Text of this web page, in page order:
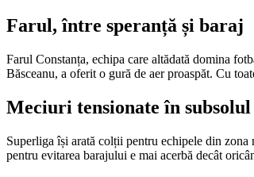
Farul, între speranță și baraj
Farul Constanța, echipa care altădată domina
Băsceanu, a oferit o gură de aer proaspăt. Cu
Meciuri tensionate în
Superliga își arată colții pentru echipele din
pentru evitarea barajului e mai acerbă decât